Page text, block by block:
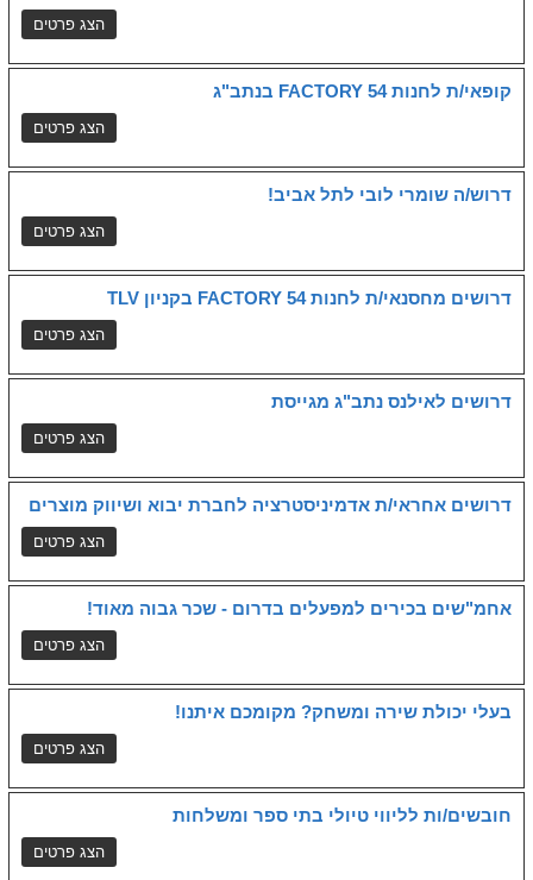
קופאי/ת לחנות FACTORY 54 בנתב"ג
דרוש/ה שומרי לובי לתל אביב!
דרושים מחסנאי/ת לחנות FACTORY 54 בקניון TLV
דרושים לאילנס נתב"ג מגייסת
דרושים אחראי/ת אדמיניסטרציה לחברת יבוא ושיווק מוצרים
אחמ"שים בכירים למפעלים בדרום - שכר גבוה מאוד!
בעלי יכולת שירה ומשחק? מקומכם איתנו!
חובשים/ות לליווי טיולי בתי ספר ומשלחות